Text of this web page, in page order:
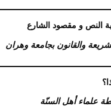
النص و مقصود الشارع
والقانون بجامعة وهران
علماء أهل السنّة